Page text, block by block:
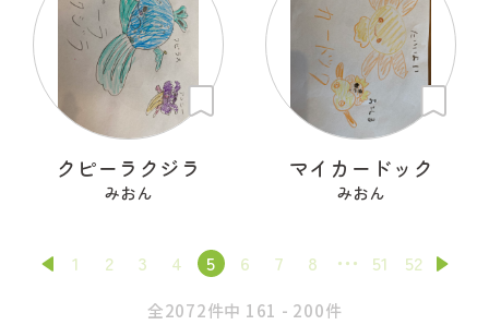
クピーラクジラ
みおん
マイカードック
みおん
1 2 3 4 5 6 7 8 51 52
全2072件中 161 - 200件